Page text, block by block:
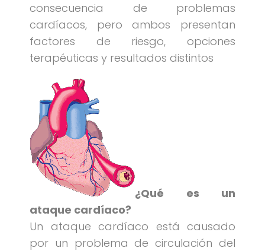
consecuencia de problemas
cardíacos, pero ambos presentan
factores de riesgo, opciones
terapéuticas y resultados distintos
¿Qué es un
ataque cardíaco?
Un ataque cardíaco está causado
por un problema de circulación del